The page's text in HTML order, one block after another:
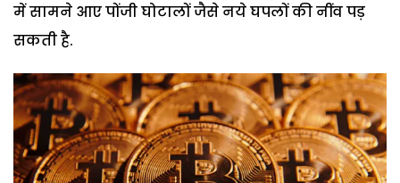
में सामने आए पोंजी घोटालों जैसे नये घपलों की नींव पड़
सकती है.